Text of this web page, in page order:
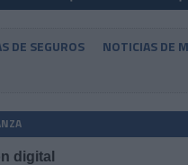
DE SEGUROS NOTICIAS DE
digital